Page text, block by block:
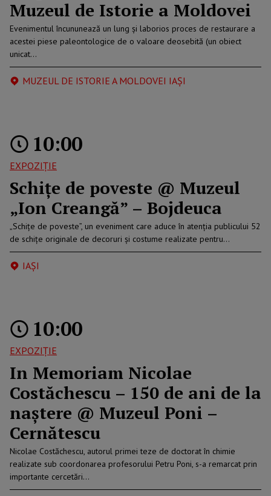
Muzeul de Istorie a Moldovei
Evenimentul încununează un lung și laborios proces de restaurare a
acestei piese paleontologice de o valoare deosebită (un obiect
unicat…
MUZEUL DE ISTORIE A MOLDOVEI IAȘI
10:00
EXPOZIȚIE
Schițe de poveste @ Muzeul
„Ion Creangă” – Bojdeuca
„Schițe de poveste”, un eveniment care aduce în atenția publicului 52
de schițe originale de decoruri și costume realizate pentru…
IAŞI
10:00
EXPOZIȚIE
In Memoriam Nicolae
Costăchescu – 150 de ani de la
naștere @ Muzeul Poni –
Cernătescu
Nicolae Costăchescu, autorul primei teze de doctorat în chimie
realizate sub coordonarea profesorului Petru Poni, s-a remarcat prin
importante cercetări…